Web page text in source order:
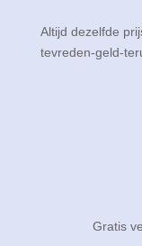
Altijd dezelfde
tevreden-geld-
Gratis